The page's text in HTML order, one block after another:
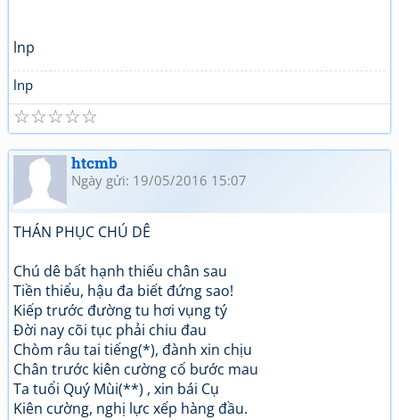
lnp
lnp
☆
☆
☆
☆
☆
htcmb
Ngày gửi: 19/05/2016 15:07
THÁN PHỤC CHÚ DÊ
Chú dê bất hạnh thiếu chân sau
Tiền thiểu, hậu đa biết đứng sao!
Kiếp trước đường tu hơi vụng tý
Đời nay cõi tục phải chiu đau
Chòm râu tai tiếng(*), đành xin chịu
Chân trước kiên cường cố bước mau
Ta tuổi Quý Mùi(**) , xin bái Cụ
Kiên cường, nghị lực xếp hàng đầu.